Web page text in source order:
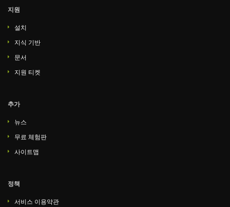
지원
설치
지식 기반
문서
지원 티켓
추가
뉴스
무료 체험판
사이트맵
정책
서비스 이용약관